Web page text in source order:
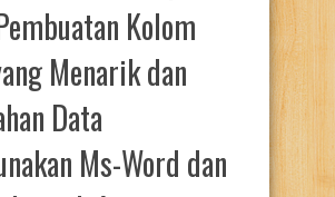
Kolom
Menarik dan
Data
Ms-Word dan